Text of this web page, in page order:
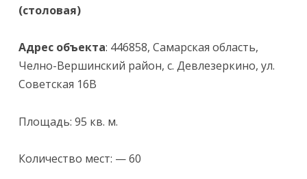
(столовая)
Адрес объекта: 446858, Самарская область,
Челно-Вершинский район, с. Девлезеркино, ул.
Советская 16В
Площадь: 95 кв. м.
Количество мест: — 60